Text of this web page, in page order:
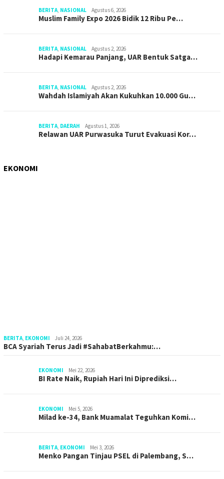
BERITA, NASIONAL Agustus 6, 2026
Muslim Family Expo 2026 Bidik 12 Ribu Pe…
BERITA, NASIONAL Agustus 2, 2026
Hadapi Kemarau Panjang, UAR Bentuk Satga…
BERITA, NASIONAL Agustus 2, 2026
Wahdah Islamiyah Akan Kukuhkan 10.000 Gu…
BERITA, DAERAH Agustus 1, 2026
Relawan UAR Purwasuka Turut Evakuasi Kor…
EKONOMI
BERITA, EKONOMI Juli 24, 2026
BCA Syariah Terus Jadi #SahabatBerkahmu:…
EKONOMI Mei 22, 2026
BI Rate Naik, Rupiah Hari Ini Diprediksi…
EKONOMI Mei 5, 2026
Milad ke-34, Bank Muamalat Teguhkan Komi…
BERITA, EKONOMI Mei 3, 2026
Menko Pangan Tinjau PSEL di Palembang, S…